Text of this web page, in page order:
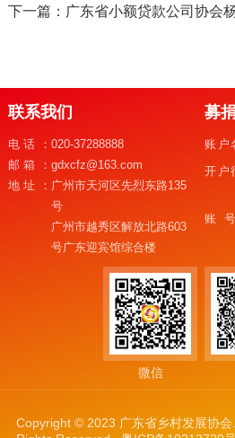
联系我们
电话： 020-37288888
邮箱： gdxcfz@163.com
地址： 广州市天河区先烈东路135
号
广州市越秀区解放北路603
号广东迎宾馆综合楼
募
账户
开户
账
微信
Copyright © 2023 广东省乡村发展协会